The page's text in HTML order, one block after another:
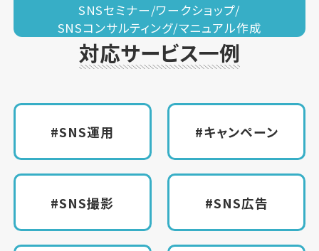
SNSセミナー/ワークショップ/
SNSコンサルティング/マニュアル作成
対応サービス一例
#SNS運用 #キャンペーン
#SNS撮影 #SNS広告